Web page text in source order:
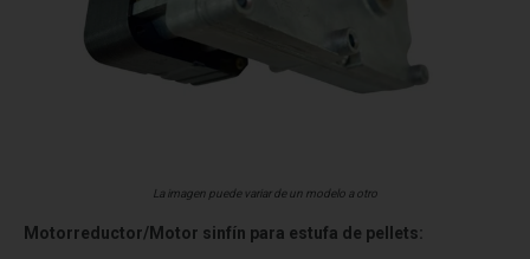
La imagen puede variar de un modelo a otro
Motorreductor/Motor sinfín para estufa de pellets: